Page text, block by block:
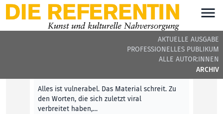
AKTUELLE AUSGABE
PROFESSIONELLES PUBLIKUM
ALLE AUTOR:INNEN
ARCHIV
DIE REFERENTIN #29 - BEITRÄGE DER AUSGABE
Alles ist vulnerabel. Das Material schreit. Zu
den Worten, die sich zuletzt viral
verbreitet haben,…